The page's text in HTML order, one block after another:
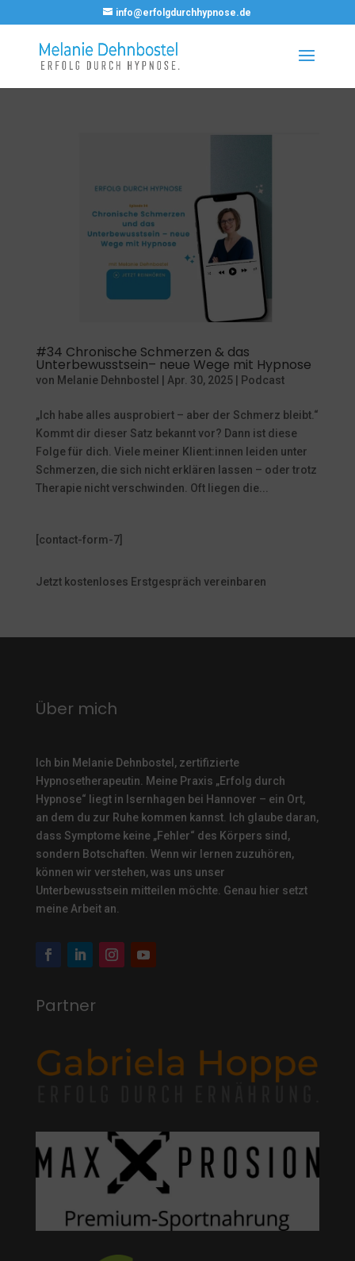
info@erfolgdurchhypnose.de
#34 Chronische Schmerzen & das
Unterbewusstsein– neue Wege mit Hypnose
von Melanie Dehnbostel Apr. 30, 2025| Podcast
„Ich habe alles ausprobiert – aber der Schmerz bleibt.“
Kommt dir dieser Satz bekannt vor? Dann ist diese
Folge für dich. Viele meiner Klient:innen leiden unter
Schmerzen, die sich nicht erklären lassen – oder trotz
Therapie nicht verschwinden. Oft liegen die...
[contact-form-7]
Jetzt kostenloses Erstgespräch vereinbaren
Über mich
Ich bin Melanie Dehnbostel, zertifizierte
Hypnosetherapeutin.
Meine Praxis „Erfolg durch
Hypnose“ liegt in Isernhagen bei Hannover – ein Ort,
an dem du zur Ruhe kommen kannst. Ich glaube daran,
dass Symptome keine „Fehler“ des Körpers sind,
sondern Botschaften. Wenn wir lernen zuzuhören,
können wir verstehen, was uns unser
Unterbewusstsein mitteilen möchte. Genau hier setzt
meine Arbeit an.
Partner